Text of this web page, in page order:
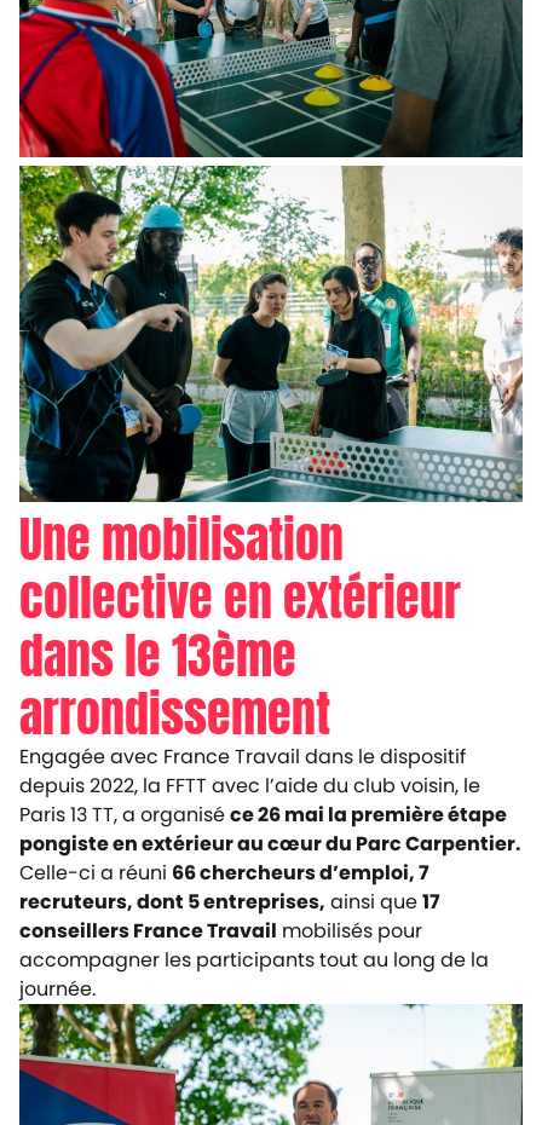
Une mobilisation
collective en extérieur
dans le 13ème
arrondissement
Engagée avec France Travail dans le dispositif
depuis 2022, la FFTT avec l’aide du club voisin, le
Paris 13 TT, a organiséce 26 mai la première étape
pongiste en extérieur au cœur du Parc Carpentier.
Celle-ci a réuni 66 chercheurs d’emploi, 7
recruteurs, dont 5 entreprises, ainsi que17
conseillers France Travail mobilisés pour
accompagner les participants tout au long de la
journée.